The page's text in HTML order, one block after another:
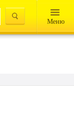
Mеню